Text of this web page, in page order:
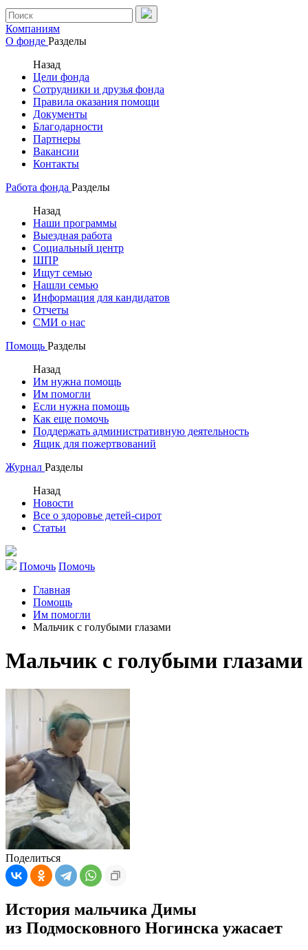
Компаниям
О фонде Разделы
Назад
Цели фонда
Сотрудники и друзья фонда
Правила оказания помощи
Документы
Благодарности
Партнеры
Вакансии
Контакты
Работа фонда Разделы
Назад
Наши программы
Выездная работа
Социальный центр
ШПР
Ищут семью
Нашли семью
Информация для кандидатов
Отчеты
СМИ о нас
Помощь Разделы
Назад
Им нужна помощь
Им помогли
Если нужна помощь
Как еще помочь
Поддержать административную деятельность
Ящик для пожертвований
Журнал Разделы
Назад
Новости
Все о здоровье детей-сирот
Статьи
Помочь Помочь
Главная
Помощь
Им помогли
Мальчик с голубыми глазами
Мальчик с голубыми глазами
Поделиться
История мальчика Димы
из Подмосковного Ногинска ужасает